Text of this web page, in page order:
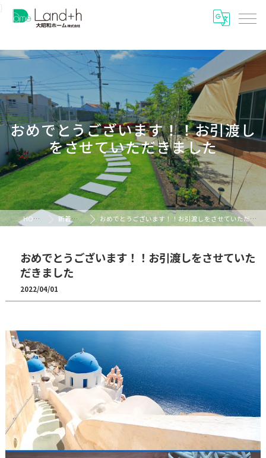
おめでとうございます！！お引渡し
をさせていただきました
HOME 新着情報 おめでとうございます！！お引渡しをさせていただきました
おめでとうございます！！お引渡しをさせていた
だきました
2022/04/01